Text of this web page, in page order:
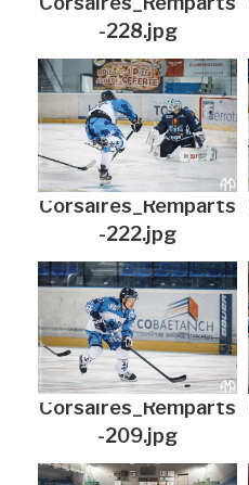
-228.jpg
Corsaires_Remparts
-222.jpg
Corsaires_Remparts
-209.jpg